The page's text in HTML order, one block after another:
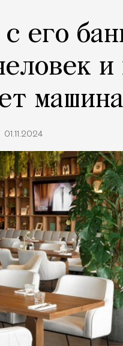
его
и
01.11.2024